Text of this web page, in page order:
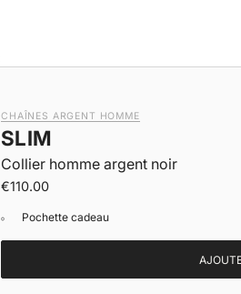
CHAÎNES ARGENT HOMME
Collier homme argent noir
|
SLIM
Prix de vente
€110.00
Pochette cadeau